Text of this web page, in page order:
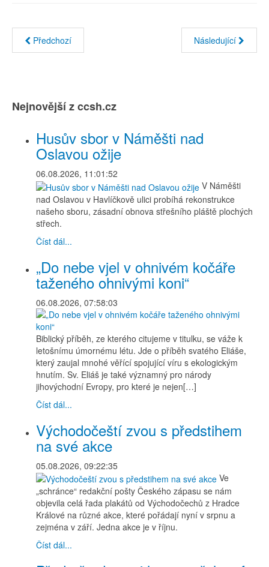
Předchozí Následující
Nejnovější z ccsh.cz
Husův sbor v Náměšti nad
Oslavou ožije
06.08.2026, 11:01:52
V Náměšti
nad Oslavou v Havlíčkově ulici probíhá rekonstrukce
našeho sboru, zásadní obnova střešního pláště plochých
střech.
Číst dál...
„Do nebe vjel v ohnivém kočáře
taženého ohnivými koni“
06.08.2026, 07:58:03
Biblický příběh, ze kterého citujeme v titulku, se váže k
letošnímu úmornému létu. Jde o příběh svatého Eliáše,
který zaujal mnohé věřící spojující víru s ekologickým
hnutím. Sv. Eliáš je také významný pro národy
jihovýchodní Evropy, pro které je nejen[…]
Číst dál...
Východočeští zvou s předstihem
na své akce
05.08.2026, 09:22:35
Ve
„schránce“ redakční pošty Českého zápasu se nám
objevila celá řada plakátů od Východočechů z Hradce
Králové na různé akce, které pořádají nyní v srpnu a
zejména v září. Jedna akce je v říjnu.
Číst dál...